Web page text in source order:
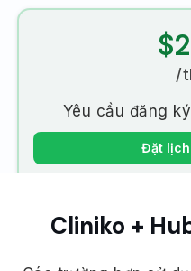
/
Yêu cầu đăng
Đặt
Cliniko +